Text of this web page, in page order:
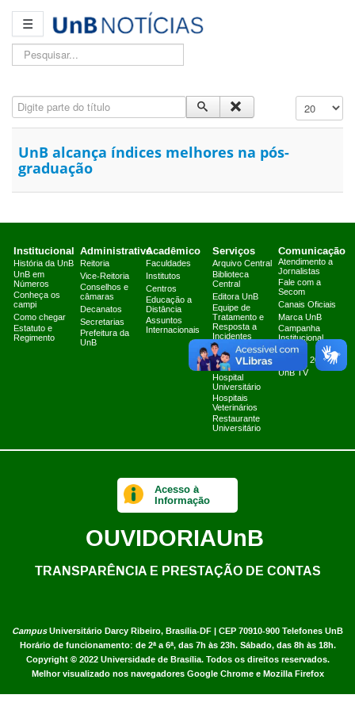
☰
Pesquisar...
Digite parte do título Exibir #
UnB alcança índices melhores na pós-
graduação
Institucional
História da UnB
UnB em
Números
Conheça os
campi
Como chegar
Estatuto e
Regimento
Administrativo
Reitoria
Vice-Reitoria
Conselhos e
câmaras
Decanatos
Secretarias
Prefeitura da
UnB
Acadêmico
Faculdades
Institutos
Centros
Educação a
Distância
Assuntos
Internacionais
Serviços
Arquivo Central
Biblioteca
Central
Editora UnB
Equipe de
Tratamento e
Resposta a
Incidentes
Cibernéticos
Fazenda Água
Limpa
Hospital
Universitário
Hospitais
Veterinários
Restaurante
Universitário
Comunicação
Atendimento a
Jornalistas
Fale com a
Secom
Canais Oficiais
Marca UnB
Campanha
Institucional
2025
Planner 2024
UnB TV
CampusUniversitário Darcy Ribeiro, Brasília-DF | CEP 70910-900 Telefones UnB
Horário de funcionamento: de 2ª a 6ª, das 7h às 23h. Sábado, das 8h às 18h.
Copyright © 2022 Universidade de Brasília. Todos os direitos reservados.
Melhor visualizado nos navegadores Google Chrome e Mozilla Firefox
Acesso à
Informação
OUVIDORIAUnB
TRANSPARÊNCIA E PRESTAÇÃO DE CONTAS